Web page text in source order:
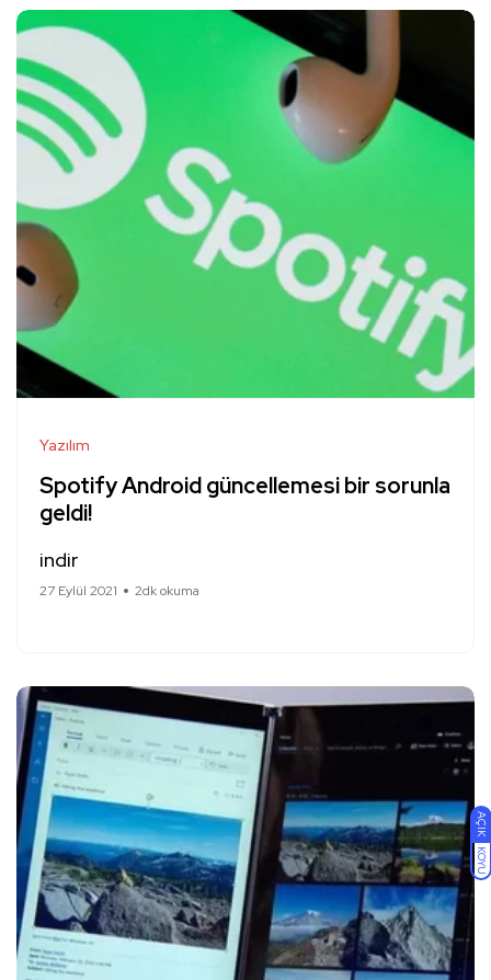
AÇIK
KOYU
Yazılım
Spotify Android güncellemesi bir sorunla
geldi!
indir
27 Eylül 2021 2dk okuma